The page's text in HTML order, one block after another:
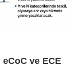
ve ECE